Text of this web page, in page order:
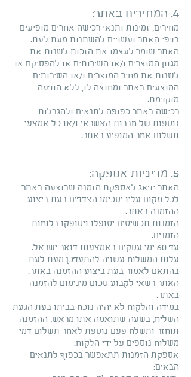
4. המחירים באתר:
מחירים, זמינות ותנאי רכישה אחרים מופיעים
בדפי האתר ועשויים להשתנות מעת לעת.
האתר שומר לעצמו את הזכות לשנות את
מגוון המוצרים ו/או השירותים או להפסיקם או
לשנות את מחיר המוצרים ו/או השירותים
המוצעים באתר ומחוצה לו, ללא הודעה
מוקדמת.
רכישה באתר כפופה לתנאים ולהגבלות
נוספות של חברות האשראי ו/או כל אמצעי
תשלום אחר המופיע באתר.
5. מדיניות אספקה:
האתר ידאג לאספקת הזמנה שבוצעה באתר
לכל מקום עליו יסכימו הצדדים בעת ביצוע
ההזמנה באתר.
הזמנות תכשיטים יטופלו ויסופקו בלוחות
הזמנים.
עד 60 ימי עסקים באמצעות דואר ישראל.
עלות המשלוח עשויה להתעדכן מעת לעת
בהתאם לאמור בעת ביצוע ההזמנה באתר.
האתר רשאי לקבוע סכום מינימום להזמנה
באתר.
במידה והלקוח לא יהיה נוכח בביתו בעת הגעת
השליח, בשעה שתואמה אתו מראש, ההזמנה
תוחזר ותשלח פעם נוספת לאחר תשלום דמי
משלוח נוספים על ידי הלקוח.
אספקת הזמנות תתאפשר בכפוף לתנאים
הבאים: